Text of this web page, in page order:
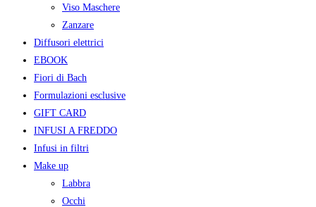
Viso Maschere
Zanzare
Diffusori elettrici
EBOOK
Fiori di Bach
Formulazioni esclusive
GIFT CARD
INFUSI A FREDDO
Infusi in filtri
Make up
Labbra
Occhi